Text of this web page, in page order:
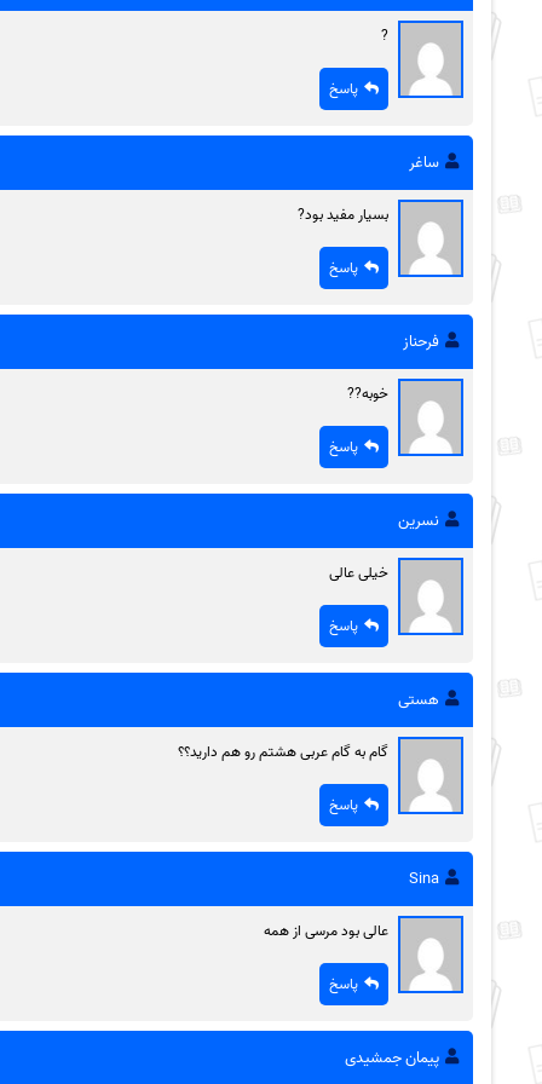
?
پاسخ
ساغر
بسیار مفید بود?
پاسخ
فرحناز
خوبه??
پاسخ
نسرین
خیلی عالی
پاسخ
هستی
گام به گام عربی هشتم رو هم دارید؟؟
پاسخ
Sina
عالی بود مرسی از همه
پاسخ
پیمان جمشیدی